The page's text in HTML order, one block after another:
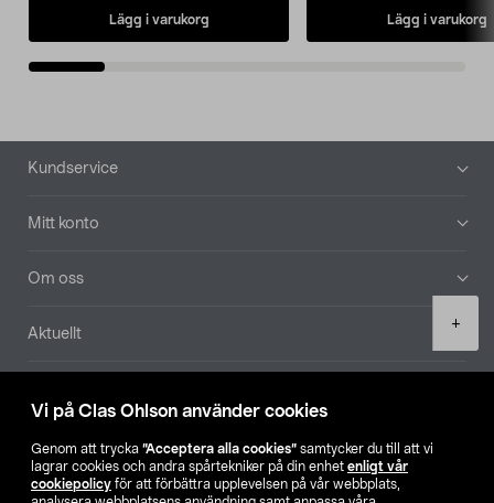
Vi på Clas Ohlson använder cookies
Genom att trycka ”Acceptera alla cookies” samtycker du till att vi
lagrar cookies och andra spårtekniker på din enhet enligt vår
cookiepolicy för att förbättra upplevelsen på vår webbplats,
+
Lägg i varukorg Lägg i varukorg
Sidfot
Kundservice
Mitt konto
Om oss
Aktuellt
Hitta butik
SE NO FI